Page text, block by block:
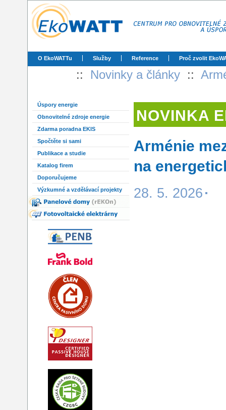
O EkoWATTu Služby Reference Proč zvolit
:: Novinky a články ::
Úspory energie
Obnovitelné zdroje energie
Zdarma poradna EKIS
Spočtěte si sami
Publikace a studie
Katalog firem
Doporučujeme
Výzkumné a vzdělávací projekty
NOVINKA
Arménie
na
28. 5. 2026